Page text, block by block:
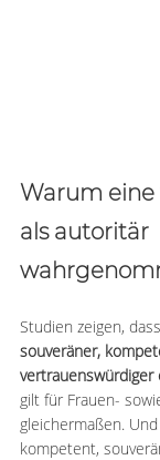
Warum
als autoritär
Studien zeigen, dass
souveräner,
vertrauenswürdiger
gilt für Frauen-
gleichermaßen.
kompetent,